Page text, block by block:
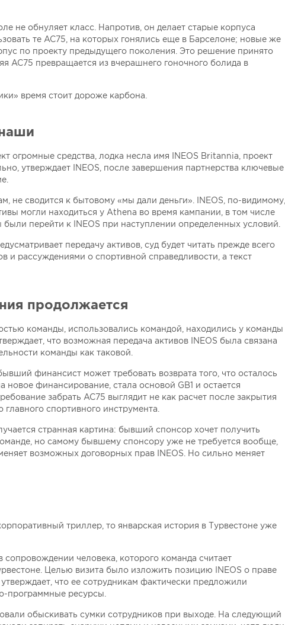
не обнуляет класс. Напротив, он делает старые корпуса
те AC75, на которых гонялись еще в Барселоне; новые же
по проекту предыдущего поколения. Это решение принято
AC75 превращается из вчерашнего гоночного болида в
время стоит дороже карбона.
огромные средства, лодка несла имя INEOS Britannia, проект
утверждает INEOS, после завершения партнерства ключевые
не сводится к бытовому «мы дали деньги». INEOS, по-видимому,
могли находиться у Athena во время кампании, в том числе
перейти к INEOS при наступлении определенных условий.
передачу активов, суд будет читать прежде всего
и рассуждениями о спортивной справедливости, а текст
продолжается
команды, использовались командой, находились у команды
что возможная передача активов INEOS была связана
команды как таковой.
финансист может требовать возврата того, что осталось
финансирование, стала основой GB1 и остается
забрать AC75 выглядит не как расчет после закрытия
спортивного инструмента.
странная картина: бывший спонсор хочет получить
но самому бывшему спонсору уже не требуется вообще,
возможных договорных прав INEOS. Но сильно меняет
триллер, то январская история в Турвестоне уже
человека, которого команда считает
Целью визита было изложить позицию INEOS о праве
что ее сотрудникам фактически предложили
программные ресурсы.
обыскивать сумки сотрудников при выходе. На следующий